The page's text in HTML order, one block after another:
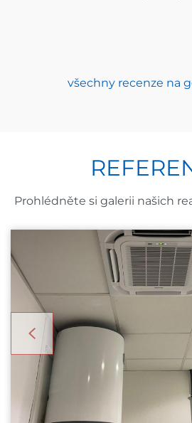
všechny recenze na
Prohlédněte si galerii našich